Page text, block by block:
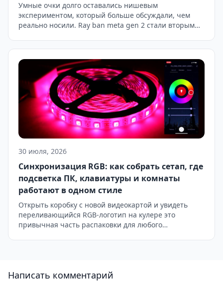
Умные очки долго оставались нишевым
экспериментом, который больше обсуждали, чем
реально носили. Ray ban meta gen 2 стали вторым
Разберём, что конкретно изменилось по сравнению
с первой версией и стоит ли обновляться тем, кто
уже пользуется очками первого поколения. Дизайн
[…]
30 июля, 2026
Синхронизация RGB: как собрать сетап, где
подсветка ПК, клавиатуры и комнаты
работают в одном стиле
Открыть коробку с новой видеокартой и увидеть
переливающийся RGB-логотип на кулере это
привычная часть распаковки для любого
В итоге получается не эффектный сетап, а хаос из
Написать комментарий